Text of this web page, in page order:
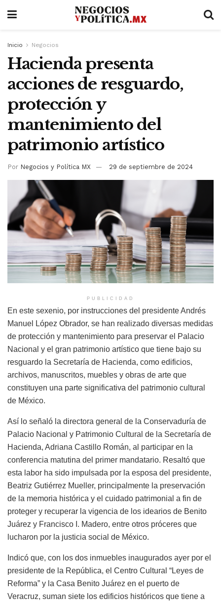
Inicio Negocios
Hacienda presenta
acciones de resguardo,
protección y
mantenimiento del
patrimonio artístico
Por Negocios y Política MX 29 de septiembre de 2024
PUBLICIDAD
En este sexenio, por instrucciones del presidente Andrés
Manuel López Obrador, se han realizado diversas medidas
de protección y mantenimiento para preservar el Palacio
Nacional y el gran patrimonio artístico que tiene bajo su
resguardo la Secretaría de Hacienda, como edificios,
archivos, manuscritos, muebles y obras de arte que
constituyen una parte significativa del patrimonio cultural
de México.
Así lo señaló la directora general de la Conservaduría de
Palacio Nacional y Patrimonio Cultural de la Secretaría de
Hacienda, Adriana Castillo Román, al participar en la
conferencia matutina del primer mandatario. Resaltó que
esta labor ha sido impulsada por la esposa del presidente,
Beatriz Gutiérrez Mueller, principalmente la preservación
de la memoria histórica y el cuidado patrimonial a fin de
proteger y recuperar la vigencia de los idearios de Benito
Juárez y Francisco I. Madero, entre otros próceres que
lucharon por la justicia social de México.
Indicó que, con los dos inmuebles inaugurados ayer por el
presidente de la República, el Centro Cultural “Leyes de
Reforma” y la Casa Benito Juárez en el puerto de
Veracruz, suman siete los edificios históricos que tiene a